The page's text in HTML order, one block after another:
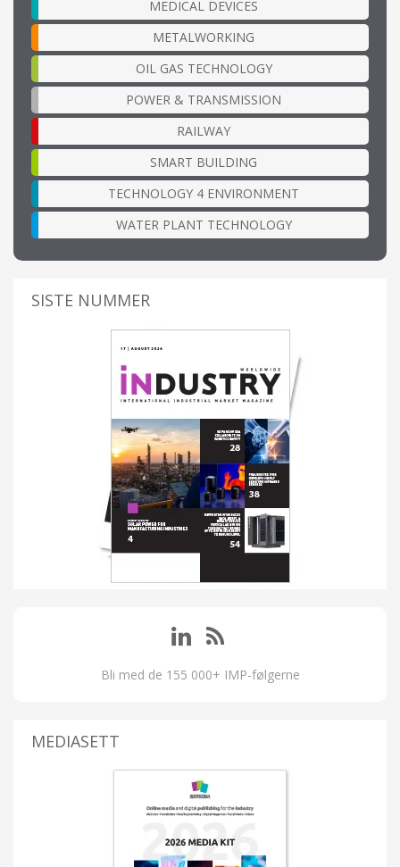
MEDICAL DEVICES
METALWORKING
OIL GAS TECHNOLOGY
POWER & TRANSMISSION
RAILWAY
SMART BUILDING
TECHNOLOGY 4 ENVIRONMENT
WATER PLANT TECHNOLOGY
SISTE NUMMER
Bli med de 155 000+ IMP-følgerne
MEDIASETT